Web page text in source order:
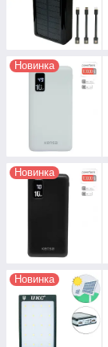
Новинка
Новинка
Новинка